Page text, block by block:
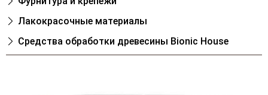
Лакокрасочные материалы
Cредства обработки древесины Bionic House